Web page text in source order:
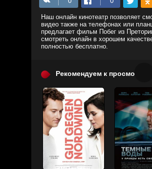
Наш онлайн кинотеатр позволяет
видео также на телефонах или
предлагает фильм Побег из
смотреть онлайн в хорошем
полностью бесплатно.
Рекомендуем к просмотру: